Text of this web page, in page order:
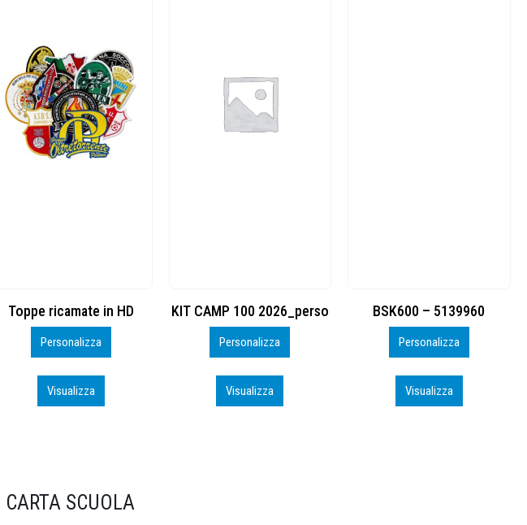
KIT CAMP 100 2026_perso
Personalizza
Visualizza
BSK600 – 5139960
Personalizza
Visualizza
DTF
Personalizza
Visualizza
CARTA SCUOLA